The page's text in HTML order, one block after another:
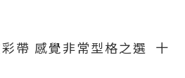
帶 感覺非常型格之選 十